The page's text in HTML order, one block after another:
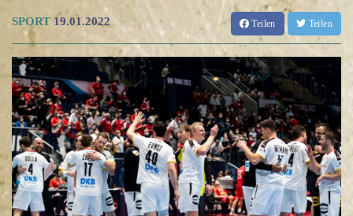
SPORT 19.01.2022 Teilen Teilen